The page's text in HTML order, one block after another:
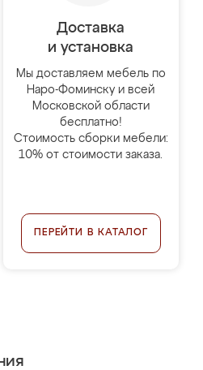
Доставка
и установка
Мы доставляем мебель по
Наро-Фоминску и всей
Московской области
бесплатно!
Стоимость сборки мебели:
10% от стоимости заказа.
ПЕРЕЙТИ В КАТАЛОГ